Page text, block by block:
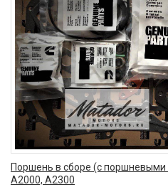
Поршень в сборе (с
A2000, A2300